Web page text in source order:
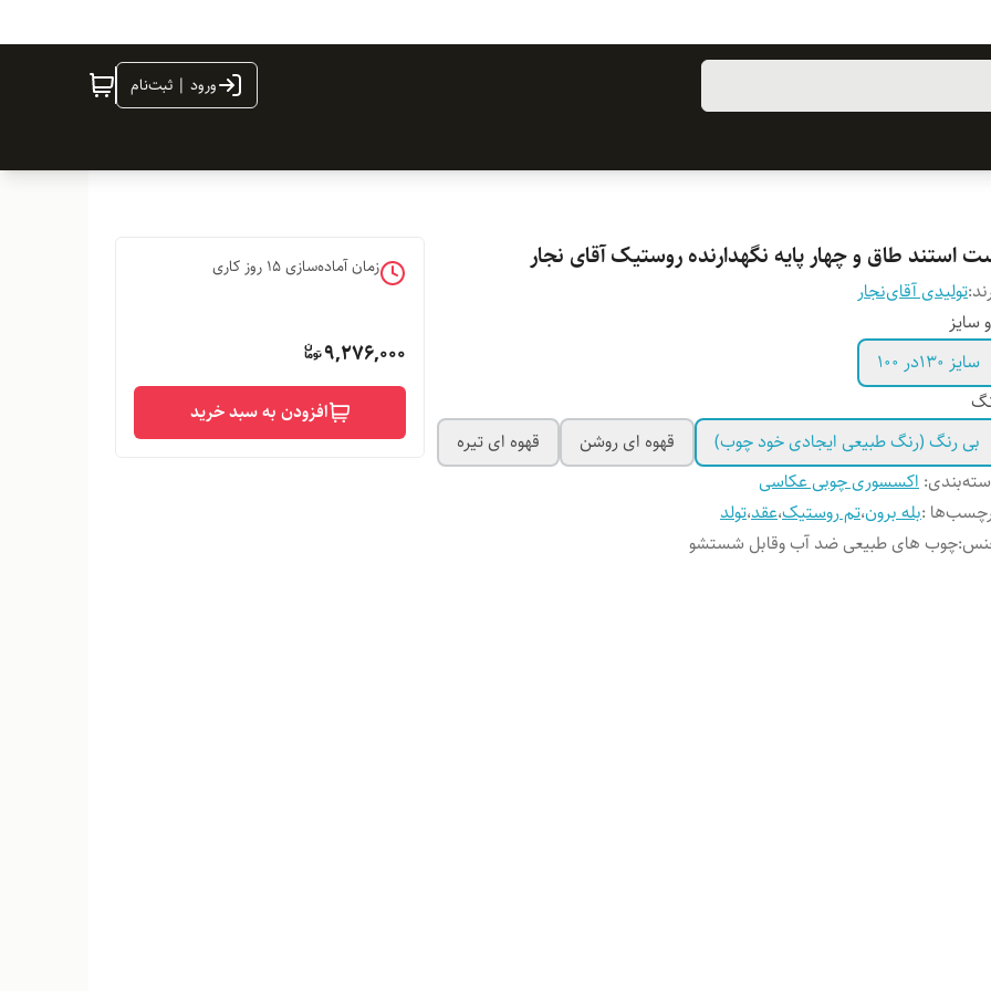
ورود | ثبت‌نام
استند طاق و چهار پایه نگهدارنده روستیک آقای نجار
تولیدی آقای‌نجار
سایز
سایز ۱۳۰در ۱۰۰
بی رنگ (رنگ طبیعی ایجادی خود چوب)
قهوه ای روشن
قهوه ای تیره
: اکسسوری چوبی عکاسی
:بله برون،تم روستیک،عقد،تولد
:چوب های طبیعی ضد آب وقابل شستشو
زمان آماده‌سازی15 روز کاری
9,276,000
افزودن به سبد خرید